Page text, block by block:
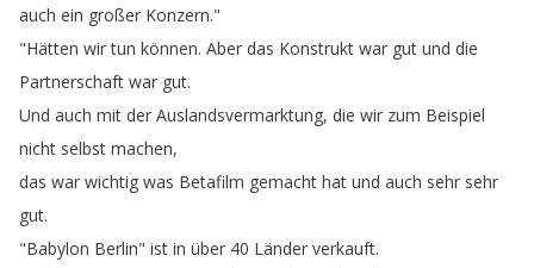
auch ein großer Konzern."
"Hätten wir tun können. Aber das Konstrukt war gut und die
Partnerschaft war gut.
Und auch mit der Auslandsvermarktung, die wir zum Beispiel
nicht selbst machen,
das war wichtig was Betafilm gemacht hat und auch sehr sehr
gut.
"Babylon Berlin" ist in über 40 Länder verkauft.